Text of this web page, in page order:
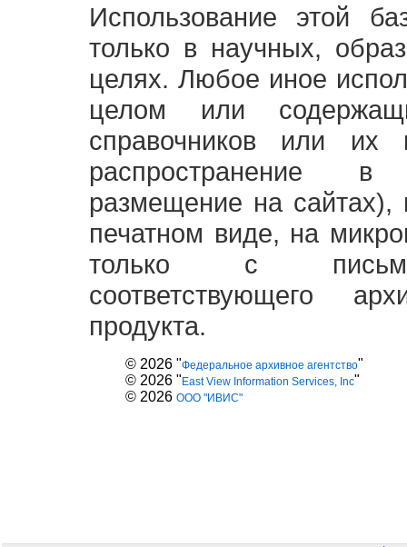
Использование этой
только в научных,
целях. Любое иное
целом или
справочников или их
распространение
размещение на
печатном виде, на
только с
соответствующего
продукта.
© 2026 "Федеральное архивное агентство"
© 2026 " East View Information Services, Inc"
© 2026 ООО "ИВИС"